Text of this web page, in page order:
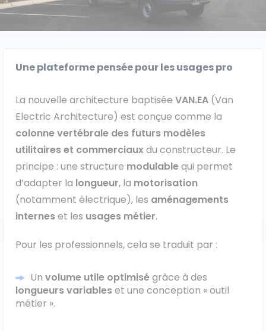
MARQUES
Ford
Isuzu
Iveco
Maxus
Nissan
Peugeot
Renault
Volkswagen
Une plateforme pensée pour les usages pro
La nouvelle architecture baptisée VAN.EA (Van
Electric Architecture) est conçue comme la
colonne vertébrale des futurs modèles
utilitaires et commerciaux du constructeur. Le
principe : une structure modulablequi permet
d’adapter la longueur, la motorisation
(notamment électrique), les aménagements
interneset les usages métier.
Pour les professionnels, cela se traduit par :
Un volume utile optimiségrâce à des
longueurs variableset une conception « outil
métier ».